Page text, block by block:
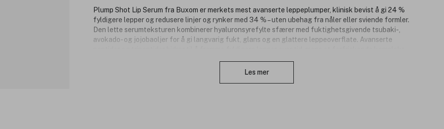
Plump Shot Lip Serum fra Buxom er merkets mest avanserte leppeplumper, klinisk bevist å gi 24 %
fyldigere lepper og redusere linjer og rynker med 34 % – uten ubehag fra nåler eller sviende formler.
Den lette serumteksturen kombinerer hyaluronsyrefylte sfærer med fuktighetsgivende tsubaki-,
avokado- og jojobaoljer for å gi langvarig fukt, glans og en glattere leppeoverflate. Avanserte
klare og transparente toner til friske fargetoner og skimrende varianter – for å matche enhver look og
Les mer